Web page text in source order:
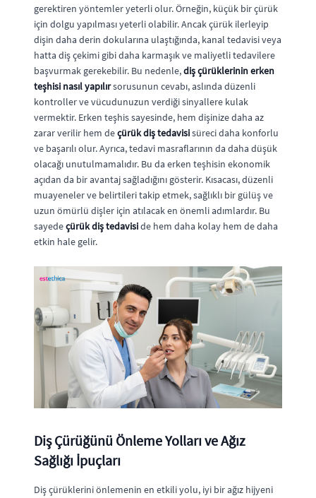
gerektiren yöntemler yeterli olur. Örneğin, küçük bir çürük
için dolgu yapılması yeterli olabilir. Ancak çürük ilerleyip
dişin daha derin dokularına ulaştığında, kanal tedavisi veya
hatta diş çekimi gibi daha karmaşık ve maliyetli tedavilere
başvurmak gerekebilir. Bu nedenle,diş çürüklerinin erken
teşhisi nasıl yapılırsorusunun cevabı, aslında düzenli
kontroller ve vücudunuzun verdiği sinyallere kulak
vermektir. Erken teşhis sayesinde, hem dişinize daha az
zarar verilir hem deçürük diş tedavisisüreci daha konforlu
ve başarılı olur. Ayrıca, tedavi masraflarının da daha düşük
olacağı unutulmamalıdır. Bu da erken teşhisin ekonomik
açıdan da bir avantaj sağladığını gösterir. Kısacası, düzenli
muayeneler ve belirtileri takip etmek, sağlıklı bir gülüş ve
uzun ömürlü dişler için atılacak en önemli adımlardır. Bu
sayedeçürük diş tedaviside hem daha kolay hem de daha
etkin hale gelir.
Diş Çürüğünü Önleme Yolları ve Ağız
Sağlığı İpuçları
Diş çürüklerini önlemenin en etkili yolu, iyi bir ağız hijyeni